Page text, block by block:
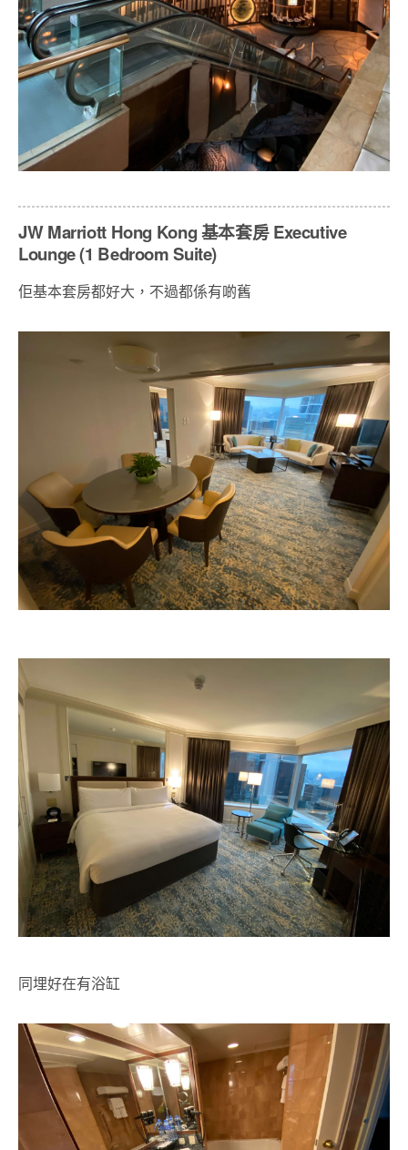
JW Marriott Hong Kong 基本套房 Executive
Lounge (1 Bedroom Suite)
佢基本套房都好大，不過都係有啲舊
同埋好在有浴缸